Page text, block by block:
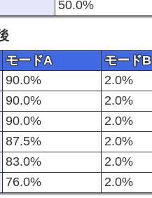
50.0%
モードA モードB
90.0% 2.0%
90.0% 2.0%
90.0% 2.0%
87.5% 2.0%
83.0% 2.0%
76.0% 2.0%